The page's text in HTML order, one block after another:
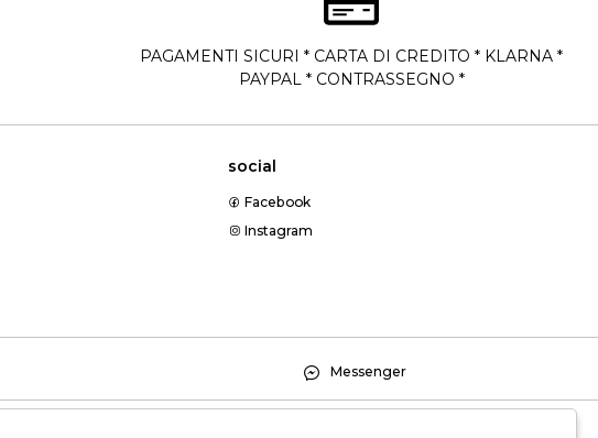
PAGAMENTI SICURI * CARTA DI CREDITO * KLARNA *
PAYPAL * CONTRASSEGNO *
social
Facebook
Instagram
Messenger